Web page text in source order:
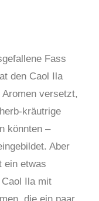
Fass
den Caol Ila
versetzt,
kräutrige
könnten –
Aber
ein etwas
Ila mit